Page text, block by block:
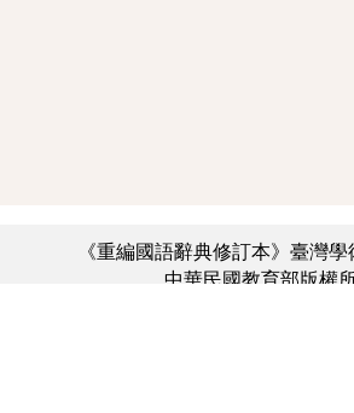
《重編國語辭典修訂本》臺灣
中華民國教育部版權